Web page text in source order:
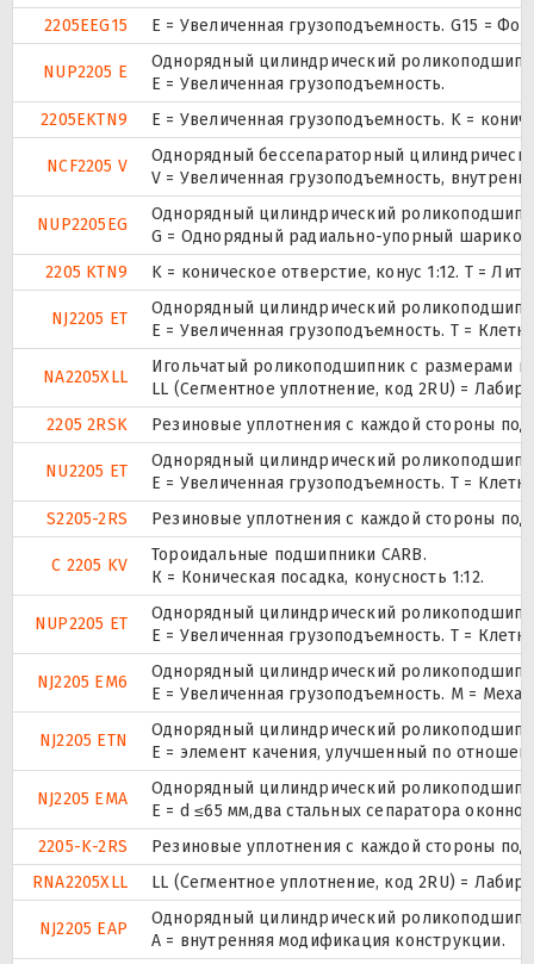
2205EEG15 E = Увеличенная грузоподъемность. G15 =
NUP2205 E
Однорядный цилиндрический
Е = Увеличенная грузоподъемность.
2205EKTN9
E = Увеличенная грузоподъемность. K =
NCF2205 V
Однорядный бессепараторный
V = Увеличенная грузоподъемность,
NUP2205EG
Однорядный цилиндрический
G = Однорядный радиально-упорный
2205 KTN9
K = коническое отверстие, конус 1:12. T =
NJ2205 ET
Однорядный цилиндрический
E = Увеличенная грузоподъемность. T =
NA2205XLL
Игольчатый роликоподшипник с размерами
LL (Сегментное уплотнение, код 2RU) =
2205 2RSK
Резиновые уплотнения с каждой стороны
NU2205 ET
Однорядный цилиндрический
E = Увеличенная грузоподъемность. T =
S2205-2RS
Резиновые уплотнения с каждой стороны
C 2205 KV
Тороидальные подшипники CARB.
К = Коническая посадка, конусность 1:12.
NUP2205 ET
Однорядный цилиндрический
E = Увеличенная грузоподъемность. T =
NJ2205 EM6
Однорядный цилиндрический
E = Увеличенная грузоподъемность. М =
NJ2205 ETN
Однорядный цилиндрический
E = элемент качения, улучшенный по
NJ2205 EMA
Однорядный цилиндрический
E = d ≤65 мм,два стальных сепаратора
2205-K-2RS
Резиновые уплотнения с каждой стороны
RNA2205XLL
LL (Сегментное уплотнение, код 2RU) =
NJ2205 EAP
Однорядный цилиндрический
A = внутренняя модификация конструкции.